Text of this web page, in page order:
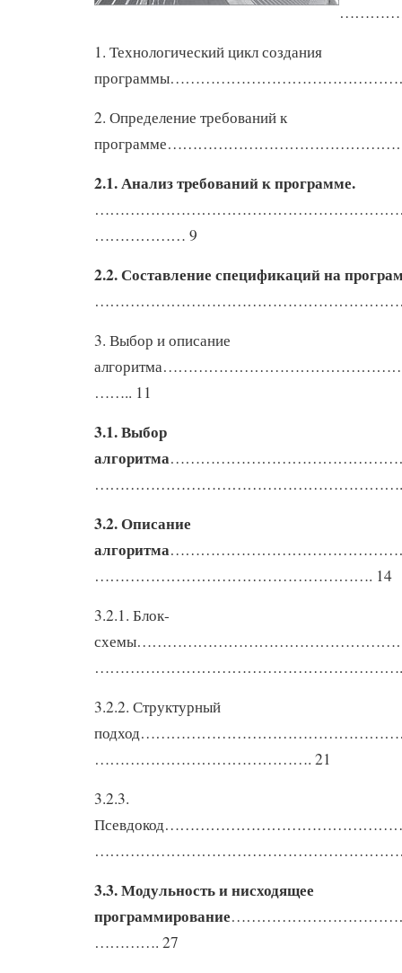
1. Технологический цикл создания
2. Определение требований к
2.1. Анализ требований к программе.
……………… 9
2.2. Составление спецификаций на
3. Выбор и описание
…….. 11
3.1. Выбор
алгоритма
……………………………………………………..
3.2. Описание
алгоритма
………………………………………………. 14
3.2.1. Блок-
…………………………………………………….
3.2.2. Структурный
……………………………………. 21
3.2.3.
3.3. Модульность и нисходящее
программирование
…………. 27